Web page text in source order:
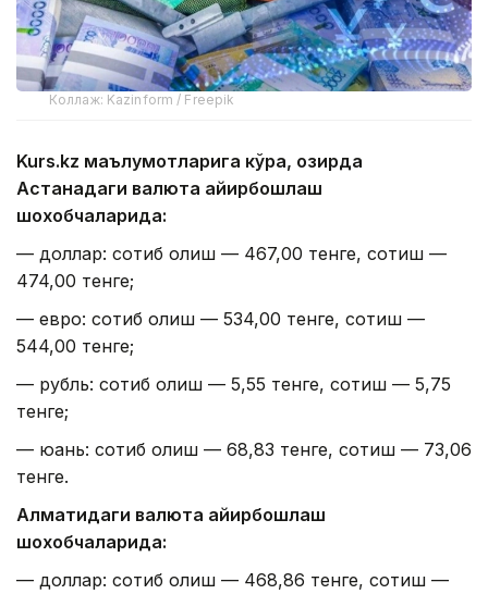
Коллаж: Kazinform / Freepik
Kurs.kz маълумотларига кўра, ҳозирда
Астанадаги валюта айирбошлаш
шохобчаларида:
— доллар: сотиб олиш — 467,00 тенге, сотиш —
474,00 тенге;
— евро: сотиб олиш — 534,00 тенге, сотиш —
544,00 тенге;
— рубль: сотиб олиш — 5,55 тенге, сотиш — 5,75
тенге;
— юань: сотиб олиш — 68,83 тенге, сотиш — 73,06
тенге.
Алматидаги валюта айирбошлаш
шохобчаларида:
— доллар: сотиб олиш — 468,86 тенге, сотиш —